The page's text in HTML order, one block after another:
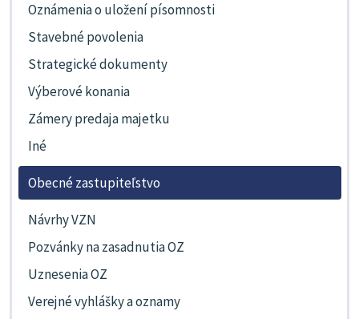
Oznámenia o uložení písomnosti
Stavebné povolenia
Strategické dokumenty
Výberové konania
Zámery predaja majetku
Iné
Obecné zastupiteľstvo
Návrhy VZN
Pozvánky na zasadnutia OZ
Uznesenia OZ
Verejné vyhlášky a oznamy